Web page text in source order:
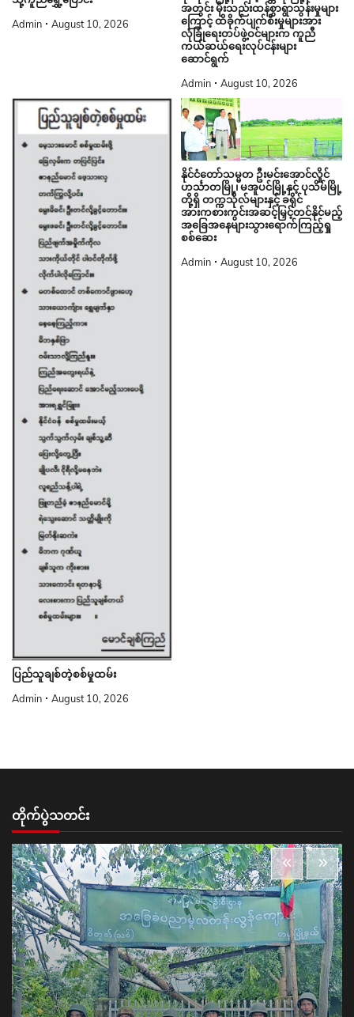
Admin August 10, 2026
အတွင်း မိုးသည်းထန်စွာရွာသွန်းမှုများ
ကြောင့် ထိခိုက်ပျက်စီးမှုများအား
လုံခြုံရေးတပ်ဖွဲ့ဝင်များက ကူညီ
ကယ်ဆယ်ရေးလုပ်ငန်းများ
ဆောင်ရွက်
Admin August 10, 2026
ပြည်သူချစ်တဲ့စစ်မှုထမ်း
Admin August 10, 2026
နိုင်ငံတော်သမ္မတ ဦးမင်းအောင်လှိုင်
ဟင်္သာတမြို့၊ မအူပင်မြို့နှင့် ပုသိမ်မြို့
တို့ရှိ တက္ကသိုလ်များနှင့် ခရိုင်
အားကစားကွင်းအဆင့်မြှင့်တင်နိုင်မည့်
အခြေအနေများသွားရောက်ကြည့်ရှု
စစ်ဆေး
Admin August 10, 2026
တိုက်ပွဲသတင်း